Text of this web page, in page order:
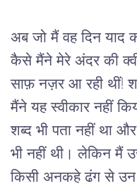
अब जो मैं वह दिन याद
कैसे मैंने मेरे अंदर की
साफ़ नज़र आ रही थीं!
मैंने यह स्वीकार नहीं
शब्द भी पता नहीं था
भी नहीं थी। लेकिन मैं
किसी अनकहे ढंग से उन